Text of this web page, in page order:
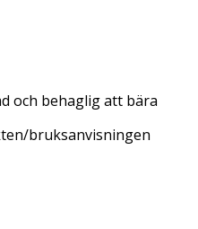
och behaglig att bära
bruksanvisningen